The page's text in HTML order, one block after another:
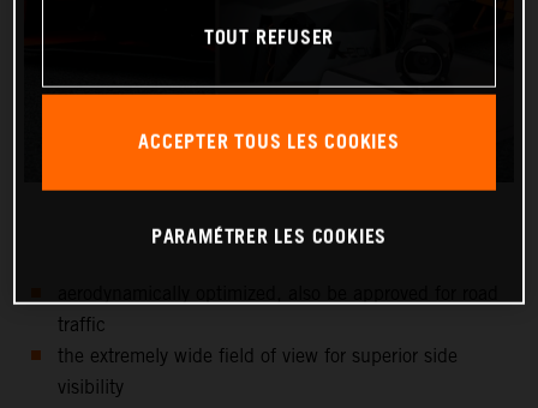
traffic
the extremely wide field of view for superior side
visibility
TOUT REFUSER
ACCEPTER TOUS LES COOKIES
PARAMÉTRER LES COOKIES